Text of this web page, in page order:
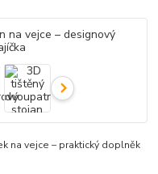
na vejce – praktický doplněk